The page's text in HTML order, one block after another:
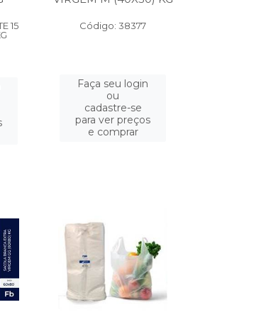
15
Código: 38377
Faça seu login
ou
cadastre-se
para ver preços
e comprar